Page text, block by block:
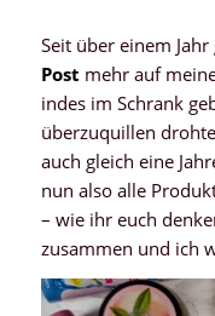
Seit über einem Jahr
Post mehr auf
indes im Schrank
überzuquillen
auch gleich eine
nun also alle
– wie ihr euch
zusammen und ich